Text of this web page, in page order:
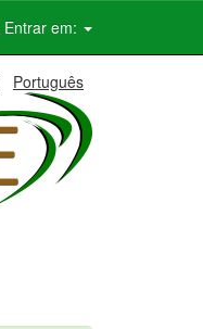
Entrar em:
Português